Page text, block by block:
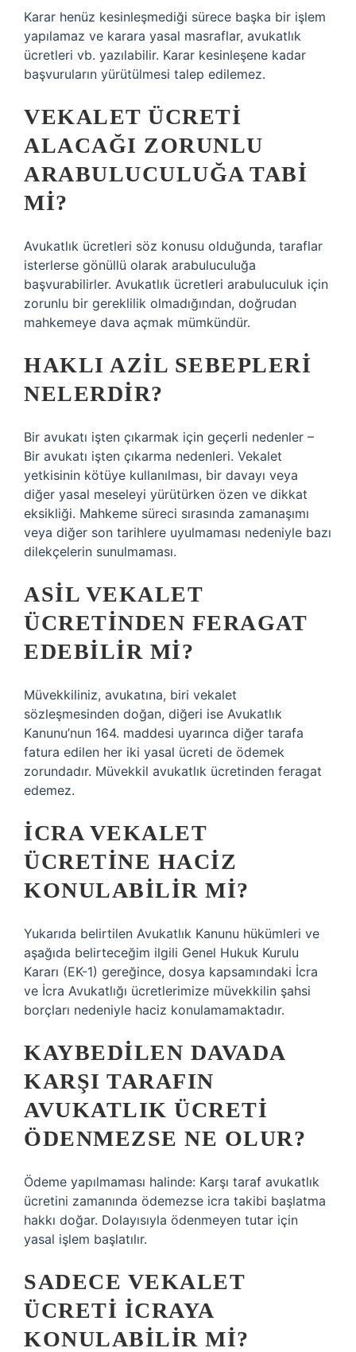
Karar henüz kesinleşmediği sürece başka bir işlem
yapılamaz ve karara yasal masraflar, avukatlık
ücretleri vb. yazılabilir. Karar kesinleşene kadar
başvuruların yürütülmesi talep edilemez.
VEKALET ÜCRETI
ALACAĞI ZORUNLU
ARABULUCULUĞA TABI
MI?
Avukatlık ücretleri söz konusu olduğunda, taraflar
isterlerse gönüllü olarak arabuluculuğa
başvurabilirler. Avukatlık ücretleri arabuluculuk için
zorunlu bir gereklilik olmadığından, doğrudan
mahkemeye dava açmak mümkündür.
HAKLI AZIL SEBEPLERI
NELERDIR?
Bir avukatı işten çıkarmak için geçerli nedenler –
Bir avukatı işten çıkarma nedenleri. Vekalet
yetkisinin kötüye kullanılması, bir davayı veya
diğer yasal meseleyi yürütürken özen ve dikkat
eksikliği. Mahkeme süreci sırasında zamanaşımı
veya diğer son tarihlere uyulmaması nedeniyle bazı
dilekçelerin sunulmaması.
ASIL VEKALET
ÜCRETINDEN FERAGAT
EDEBILIR MI?
Müvekkiliniz, avukatına, biri vekalet
sözleşmesinden doğan, diğeri ise Avukatlık
Kanunu’nun 164. maddesi uyarınca diğer tarafa
fatura edilen her iki yasal ücreti de ödemek
zorundadır. Müvekkil avukatlık ücretinden feragat
edemez.
İCRA VEKALET
ÜCRETINE HACIZ
KONULABILIR MI?
Yukarıda belirtilen Avukatlık Kanunu hükümleri ve
aşağıda belirteceğim ilgili Genel Hukuk Kurulu
Kararı (EK-1) gereğince, dosya kapsamındaki İcra
ve İcra Avukatlığı ücretlerimize müvekkilin şahsi
borçları nedeniyle haciz konulamamaktadır.
KAYBEDILEN DAVADA
KARŞI TARAFIN
AVUKATLIK ÜCRETI
ÖDENMEZSE NE OLUR?
Ödeme yapılmaması halinde: Karşı taraf avukatlık
ücretini zamanında ödemezse icra takibi başlatma
hakkı doğar. Dolayısıyla ödenmeyen tutar için
yasal işlem başlatılır.
SADECE VEKALET
ÜCRETI ICRAYA
KONULABILIR MI?